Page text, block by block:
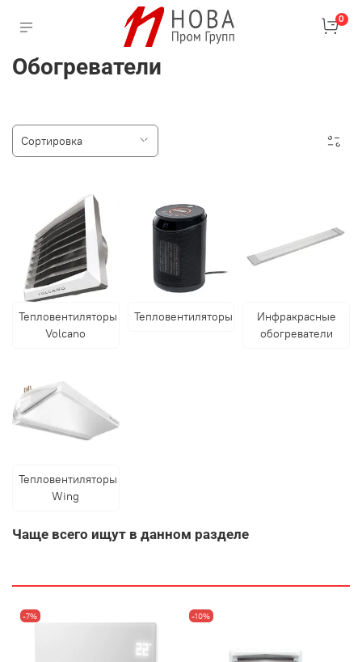
0
Обогреватели
Тепловентиляторы
Volcano
Тепловентиляторы
Инфракрасные
обогреватели
Тепловентиляторы
Wing
Чаще всего ищут в данном разделе
-7% -10%